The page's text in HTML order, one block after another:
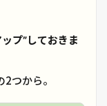
プ”しておきま
つから。